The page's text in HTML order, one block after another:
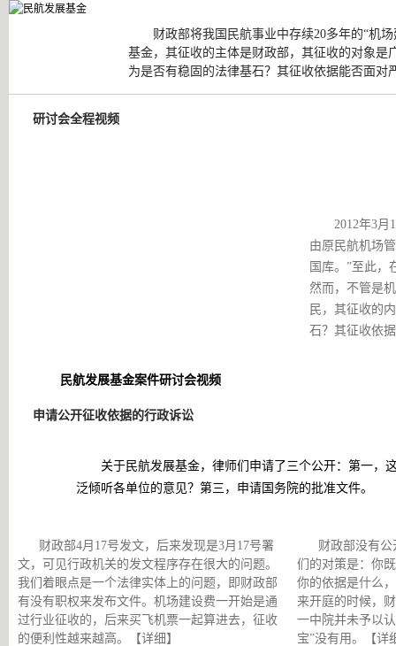
财政部将我国民航事业中存续20多年的“机
基金，其征收的主体是财政部，其征收的对象
为是否有稳固的法律基石？其征收依据能否面对
研讨会全程视频
民航发展基金案件研讨会视频
2012年3月17
由原民航机场
国库。”至此，
然而，不管是
民，其征收的
石？其征收依
申请公开征收依据的行政诉讼
关于民航发展基金，律师们申请了三个公开：第一，
泛倾听各单位的意见？第三，申请国务院的批准文件。
财政部4月17号发文，后来发现是3月17号署
文，可见行政机关的发文程序存在很大的问题。
我们着眼点是一个法律实体上的问题，即财政部
有没有职权来发布文件。机场建设费一开始是通
过行业征收的，后来买飞机票一起算进去，征收
的便利性越来越高。
【详细】
财政部没有
们的对策是：你
你的依据是什么
来开庭的时候，
一中院并未予以
宝”没有用。
【详